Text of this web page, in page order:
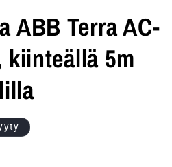
ABB Terra AC-
kiinteällä 5m